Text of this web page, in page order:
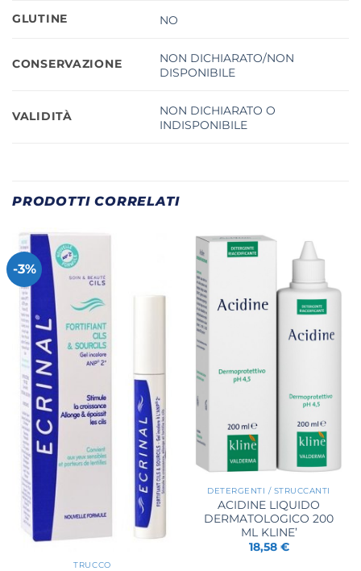
GLUTINE NO
CONSERVAZIONE
NON DICHIARATO/NON
DISPONIBILE
VALIDITÀ
NON DICHIARATO O
INDISPONIBILE
PRODOTTI CORRELATI
-3%
TRUCCO
DETERGENTI / STRUCCANTI
ACIDINE LIQUIDO
DERMATOLOGICO 200
ML KLINE’
18,58 €